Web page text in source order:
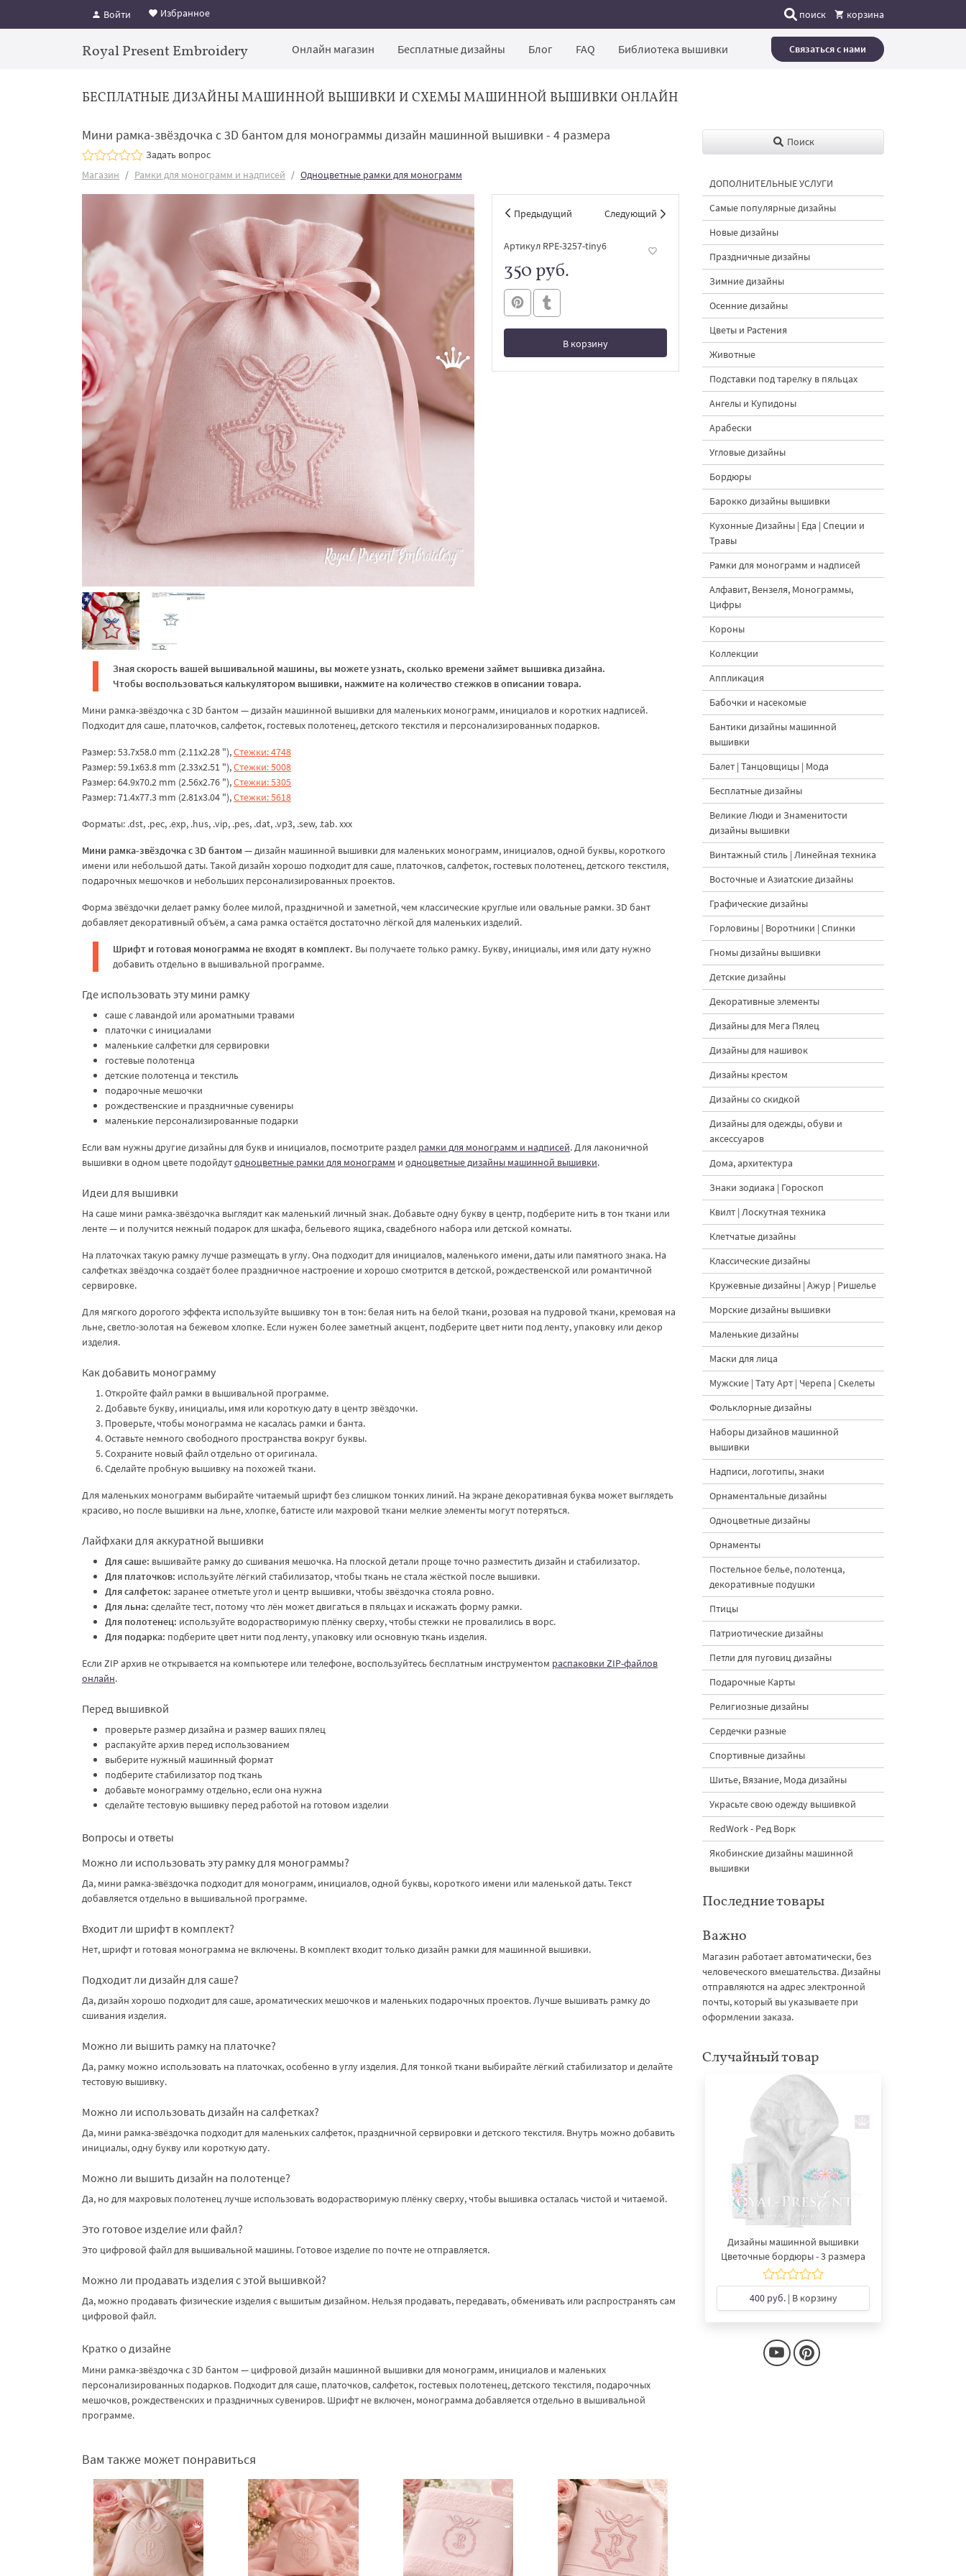
Войти Избранное поиск корзина
Royal Present Embroidery Онлайн магазин Бесплатные дизайны Блог FAQ Библиотека вышивки Связаться с нами
БЕСПЛАТНЫЕ ДИЗАЙНЫ МАШИННОЙ ВЫШИВКИ И СХЕМЫ МАШИННОЙ ВЫШИВКИ ОНЛАЙН
Мини рамка-звёздочка с 3D бантом для монограммы дизайн машинной вышивки - 4 размера
Задать вопрос
Магазин
Рамки для монограмм и надписей Одноцветные рамки для монограмм
Предыдущий Следующий
Артикул RPE-3257-tiny6
350 руб.
В корзину
В корзине
Зная скорость вашей вышивальной машины, вы можете узнать, сколько времени займет вышивка дизайна.
Чтобы воспользоваться калькулятором вышивки, нажмите на количество стежков в описании товара.
Мини рамка-звёздочка с 3D бантом — дизайн машинной вышивки для маленьких монограмм, инициалов и коротких надписей.
Подходит для саше, платочков, салфеток, гостевых полотенец, детского текстиля и персонализированных подарков.
Размер: 53.7x58.0 mm (2.11x2.28 "),Стежки: 4748
Размер: 59.1x63.8 mm (2.33x2.51 "),Стежки: 5008
Размер: 64.9x70.2 mm (2.56x2.76 "),Стежки: 5305
Размер: 71.4x77.3 mm (2.81x3.04 "),Стежки: 5618
Форматы: .dst, .pec, .exp, .hus, .vip, .pes, .dat, .vp3, .sew, .tab. xxx
Мини рамка-звёздочка с 3D бантом — дизайн машинной вышивки для маленьких монограмм, инициалов, одной буквы, короткого
имени или небольшой даты. Такой дизайн хорошо подходит для саше, платочков, салфеток, гостевых полотенец, детского текстиля,
подарочных мешочков и небольших персонализированных проектов.
Форма звёздочки делает рамку более милой, праздничной и заметной, чем классические круглые или овальные рамки. 3D бант
добавляет декоративный объём, а сама рамка остаётся достаточно лёгкой для маленьких изделий.
Шрифт и готовая монограмма не входят в комплект. Вы получаете только рамку. Букву, инициалы, имя или дату нужно
добавить отдельно в вышивальной программе.
Где использовать эту мини рамку
саше с лавандой или ароматными травами
платочки с инициалами
маленькие салфетки для сервировки
гостевые полотенца
детские полотенца и текстиль
подарочные мешочки
рождественские и праздничные сувениры
маленькие персонализированные подарки
Если вам нужны другие дизайны для букв и инициалов, посмотрите раздел рамки для монограмм и надписей. Для лаконичной
вышивки в одном цвете подойдутодноцветные рамки для монограмм и одноцветные дизайны машинной вышивки.
Идеи для вышивки
На саше мини рамка-звёздочка выглядит как маленький личный знак. Добавьте одну букву в центр, подберите нить в тон ткани или
ленте — и получится нежный подарок для шкафа, бельевого ящика, свадебного набора или детской комнаты.
На платочках такую рамку лучше размещать в углу. Она подходит для инициалов, маленького имени, даты или памятного знака. На
салфетках звёздочка создаёт более праздничное настроение и хорошо смотрится в детской, рождественской или романтичной
сервировке.
Для мягкого дорогого эффекта используйте вышивку тон в тон: белая нить на белой ткани, розовая на пудровой ткани, кремовая на
льне, светло-золотая на бежевом хлопке. Если нужен более заметный акцент, подберите цвет нити под ленту, упаковку или декор
изделия.
Как добавить монограмму
Откройте файл рамки в вышивальной программе.
Добавьте букву, инициалы, имя или короткую дату в центр звёздочки.
Проверьте, чтобы монограмма не касалась рамки и банта.
Оставьте немного свободного пространства вокруг буквы.
Сохраните новый файл отдельно от оригинала.
Сделайте пробную вышивку на похожей ткани.
Для маленьких монограмм выбирайте читаемый шрифт без слишком тонких линий. На экране декоративная буква может выглядеть
красиво, но после вышивки на льне, хлопке, батисте или махровой ткани мелкие элементы могут потеряться.
Лайфхаки для аккуратной вышивки
Для саше: вышивайте рамку до сшивания мешочка. На плоской детали проще точно разместить дизайн и стабилизатор.
Для платочков: используйте лёгкий стабилизатор, чтобы ткань не стала жёсткой после вышивки.
Для салфеток: заранее отметьте угол и центр вышивки, чтобы звёздочка стояла ровно.
Для льна: сделайте тест, потому что лён может двигаться в пяльцах и искажать форму рамки.
Для полотенец: используйте водорастворимую плёнку сверху, чтобы стежки не провалились в ворс.
Для подарка: подберите цвет нити под ленту, упаковку или основную ткань изделия.
Если ZIP архив не открывается на компьютере или телефоне, воспользуйтесь бесплатным инструментом распаковки ZIP-файлов
онлайн.
Перед вышивкой
проверьте размер дизайна и размер ваших пялец
распакуйте архив перед использованием
выберите нужный машинный формат
подберите стабилизатор под ткань
добавьте монограмму отдельно, если она нужна
сделайте тестовую вышивку перед работой на готовом изделии
Вопросы и ответы
Можно ли использовать эту рамку для монограммы?
Да, мини рамка-звёздочка подходит для монограмм, инициалов, одной буквы, короткого имени или маленькой даты. Текст
добавляется отдельно в вышивальной программе.
Входит ли шрифт в комплект?
Нет, шрифт и готовая монограмма не включены. В комплект входит только дизайн рамки для машинной вышивки.
Подходит ли дизайн для саше?
Да, дизайн хорошо подходит для саше, ароматических мешочков и маленьких подарочных проектов. Лучше вышивать рамку до
сшивания изделия.
Можно ли вышить рамку на платочке?
Да, рамку можно использовать на платочках, особенно в углу изделия. Для тонкой ткани выбирайте лёгкий стабилизатор и делайте
тестовую вышивку.
Можно ли использовать дизайн на салфетках?
Да, мини рамка-звёздочка подходит для маленьких салфеток, праздничной сервировки и детского текстиля. Внутрь можно добавить
инициалы, одну букву или короткую дату.
Можно ли вышить дизайн на полотенце?
Да, но для махровых полотенец лучше использовать водорастворимую плёнку сверху, чтобы вышивка осталась чистой и читаемой.
Это готовое изделие или файл?
Это цифровой файл для вышивальной машины. Готовое изделие по почте не отправляется.
Можно ли продавать изделия с этой вышивкой?
Да, можно продавать физические изделия с вышитым дизайном. Нельзя продавать, передавать, обменивать или распространять сам
цифровой файл.
Кратко о дизайне
Мини рамка-звёздочка с 3D бантом — цифровой дизайн машинной вышивки для монограмм, инициалов и маленьких
персонализированных подарков. Подходит для саше, платочков, салфеток, гостевых полотенец, детского текстиля, подарочных
мешочков, рождественских и праздничных сувениров. Шрифт не включен, монограмма добавляется отдельно в вышивальной
программе.
Вам также может понравиться
Поиск
ДОПОЛНИТЕЛЬНЫЕ УСЛУГИ
Самые популярные дизайны
Новые дизайны
Праздничные дизайны
Зимние дизайны
Осенние дизайны
Цветы и Растения
Животные
Подставки под тарелку в пяльцах
Ангелы и Купидоны
Арабески
Угловые дизайны
Бордюры
Барокко дизайны вышивки
Кухонные Дизайны | Еда | Специи и
Травы
Рамки для монограмм и надписей
Алфавит, Вензеля, Монограммы,
Цифры
Короны
Коллекции
Аппликация
Бабочки и насекомые
Бантики дизайны машинной
вышивки
Балет | Танцовщицы | Мода
Бесплатные дизайны
Великие Люди и Знаменитости
дизайны вышивки
Винтажный стиль | Линейная техника
Восточные и Азиатские дизайны
Графические дизайны
Горловины | Воротники | Спинки
Гномы дизайны вышивки
Детские дизайны
Декоративные элементы
Дизайны для Мега Пялец
Дизайны для нашивок
Дизайны крестом
Дизайны со скидкой
Дизайны для одежды, обуви и
аксессуаров
Дома, архитектура
Знаки зодиака | Гороскоп
Квилт | Лоскутная техника
Клетчатые дизайны
Классические дизайны
Кружевные дизайны | Ажур | Ришелье
Морские дизайны вышивки
Маленькие дизайны
Маски для лица
Мужские | Тату Арт | Черепа | Скелеты
Фольклорные дизайны
Наборы дизайнов машинной
вышивки
Надписи, логотипы, знаки
Орнаментальные дизайны
Одноцветные дизайны
Орнаменты
Постельное белье, полотенца,
декоративные подушки
Птицы
Патриотические дизайны
Петли для пуговиц дизайны
Подарочные Карты
Религиозные дизайны
Сердечки разные
Спортивные дизайны
Шитье, Вязание, Мода дизайны
Украсьте свою одежду вышивкой
RedWork - Ред Ворк
Якобинские дизайны машинной
вышивки
Последние товары
Важно
Магазин работает автоматически, без
человеческого вмешательства. Дизайны
отправляются на адрес электронной
почты, который вы указываете при
оформлении заказа.
Случайный товар
Дизайны машинной вышивки
Цветочные бордюры - 3 размера
400 руб.| В корзину